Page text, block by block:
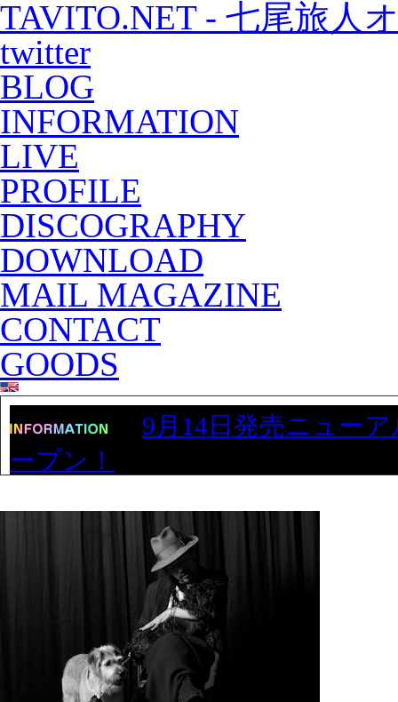
TAVITO.NET - 七尾旅人
twitter
BLOG
INFORMATION
LIVE
PROFILE
DISCOGRAPHY
DOWNLOAD
MAIL MAGAZINE
CONTACT
GOODS
9月14日発売ニュー
ープン！